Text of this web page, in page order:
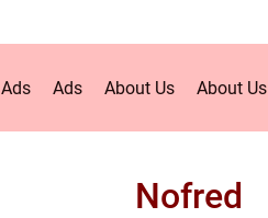
Ads Ads About Us About Us
Nofred